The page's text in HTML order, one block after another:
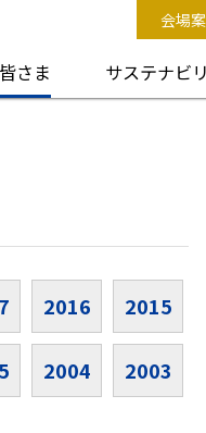
会場
さま サステナビ
2016 2015
2004 2003